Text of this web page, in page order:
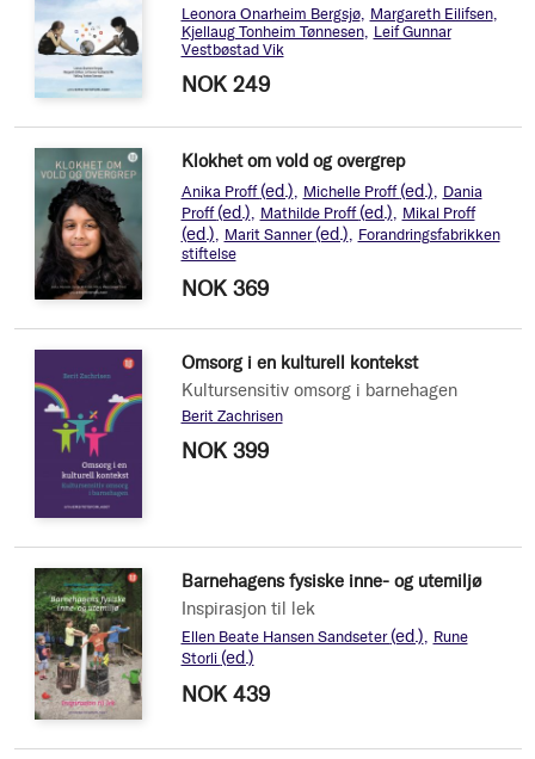
Leonora Onarheim Bergsjø
Margareth Eilifsen
Kjellaug Tonheim Tønnesen
Leif Gunnar
Vestbøstad Vik
NOK 249
Klokhet om vold og overgrep
Anika Proff (ed.) Michelle Proff (ed.)
Dania
Proff (ed.) Mathilde Proff (ed.) Mikal Proff
(ed.) Marit Sanner (ed.)
Forandringsfabrikken
stiftelse
NOK 369
Omsorg i en kulturell kontekst
Kultursensitiv omsorg i barnehagen
Berit Zachrisen
NOK 399
Barnehagens fysiske inne- og utemiljø
Inspirasjon til lek
Ellen Beate Hansen Sandseter (ed.)
Rune
Storli (ed.)
NOK 439